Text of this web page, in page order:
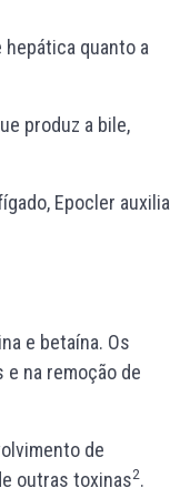
quanto a
produz a bile,
Epocler auxilia
e betaína. Os
na remoção de
de
outras toxinas2.